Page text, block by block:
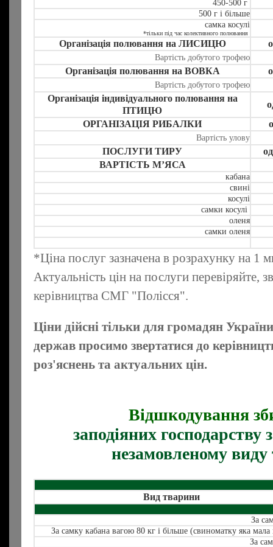
450-500 г
500 г і більше
самка косулі
*тільки під час колективного полювання
Організація полювання на ЛИСИЦЮ
Вартість добутого трофею
Організація полювання на ВОВКА
Вартість добутого трофею
Організація індивідуального полювання на
ПТИЦЮ
ОРГАНІЗАЦІЯ РИБАЛКИ
Вартість улову
ПОСЛУГИ ТИРУ
ВАРТІСТЬ М’ЯСА
кабана
свині
косулі
самки косулі
оленя
самки оленя
*Ціна послуг зазначена в розрахунку на 1
Актуальність цін на послуги перевіряйте,
керівництва СМГ "Полісся".
Ціни дійсні тільки для громадян
держав просимо звертатися до
роз'яснень та актуальних цін.
Відшкодування
заподіяних господарству
незамовленому
Вид тварини
За
За самку кабана вагою 80 кг і більше (свиноматку яка
За